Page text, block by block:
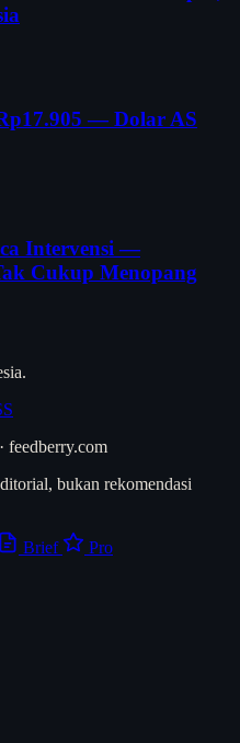
— Dolar AS
Intervensi —
Cukup Menopang
feedberry.com
bukan rekomendasi
Brief Pro